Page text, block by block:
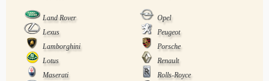
Land Rover
Opel
Lexus
Peugeot
Lamborghini
Porsche
Lotus
Renault
Maserati
Rolls-Royce